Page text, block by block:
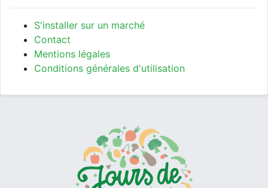
S'installer sur un marché
Contact
Mentions légales
Conditions générales d'utilisation